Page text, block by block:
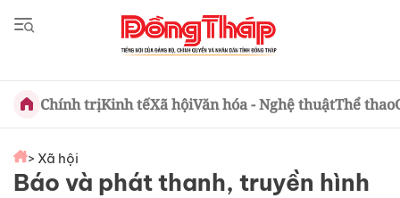
Chính trịKinh tếXã hộiVăn hóa - Nghệ thuậtThể thao
> Xã hội
Báo và phát thanh, truyền hình